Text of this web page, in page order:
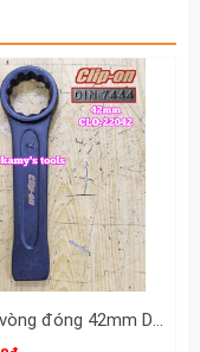
Cờ lê vòng đóng 42mm DIN7444 Clip-On CLO-22042